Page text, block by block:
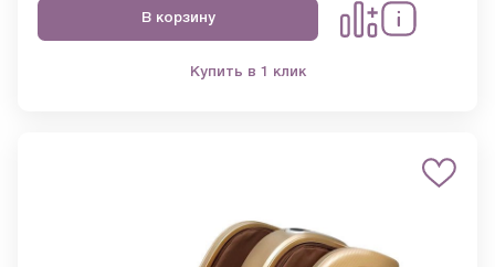
В корзину
Купить в 1 клик